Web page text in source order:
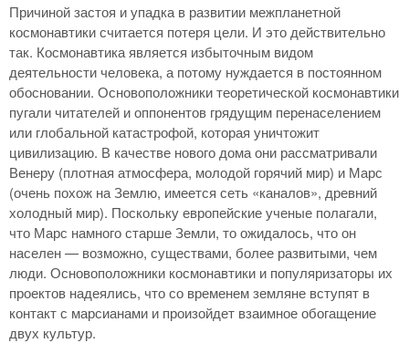
Причиной застоя и упадка в развитии межпланетной
космонавтики считается потеря цели. И это действительно
так. Космонавтика является избыточным видом
деятельности человека, а потому нуждается в постоянном
обосновании. Основоположники теоретической космонавтики
пугали читателей и оппонентов грядущим перенаселением
или глобальной катастрофой, которая уничтожит
цивилизацию. В качестве нового дома они рассматривали
Венеру (плотная атмосфера, молодой горячий мир) и Марс
(очень похож на Землю, имеется сеть «каналов», древний
холодный мир). Поскольку европейские ученые полагали,
что Марс намного старше Земли, то ожидалось, что он
населен — возможно, существами, более развитыми, чем
люди. Основоположники космонавтики и популяризаторы их
проектов надеялись, что со временем земляне вступят в
контакт с марсианами и произойдет взаимное обогащение
двух культур.